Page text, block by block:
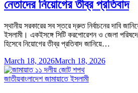
নেতাদের নিয়োগের তীব্র প্রতিবাদ
স্থানীয় সরকারের সব স্তরে দ্রুত নির্বাচনের দাবি
ইসলামী। একইসঙ্গে সিটি করপোরেশন ও জেলা
হিসেবে নিয়োগের তীব্র প্রতিবাদ জানিয়ে…
March 18, 2026March 18, 2026
জাতীয়বাংলাদেশ জামায়াতে ইসলামী